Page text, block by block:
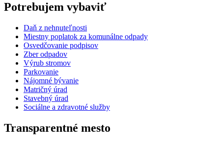
Potrebujem vybaviť
Daň z nehnuteľnosti
Miestny poplatok za komunálne odpady
Osvedčovanie podpisov
Zber odpadov
Výrub stromov
Parkovanie
Nájomné bývanie
Matričný úrad
Stavebný úrad
Sociálne a zdravotné služby
Transparentné mesto